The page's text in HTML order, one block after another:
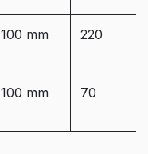
100 mm 220
100 mm 70